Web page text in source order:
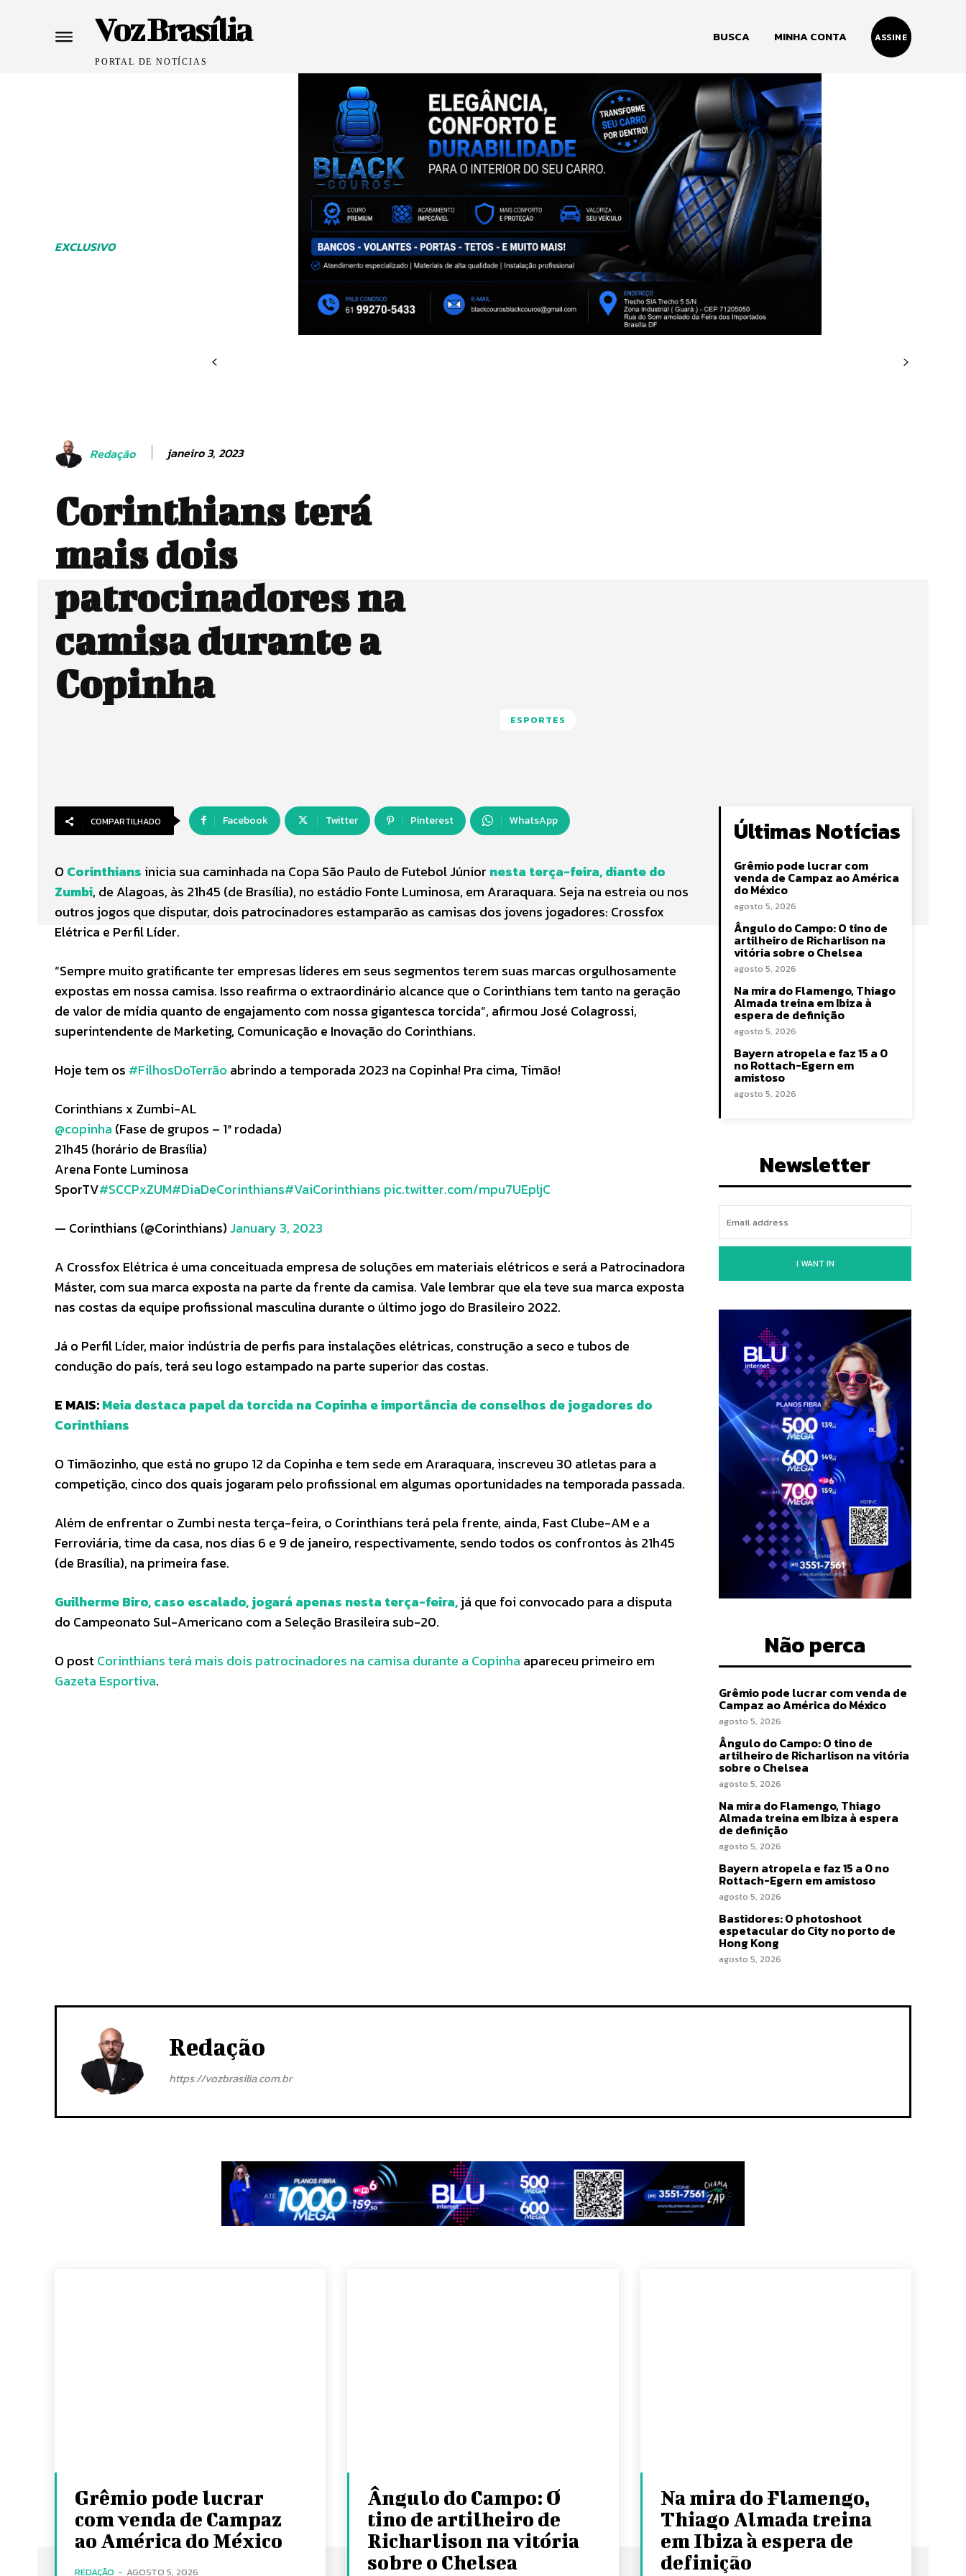
Voz Brasília
PORTAL DE NOTÍCIAS
BUSCA MINHA CONTA ASSINE
EXCLUSIVO
Redação janeiro 3, 2023
Corinthians terá
mais dois
patrocinadores na
camisa durante a
Copinha
ESPORTES
COMPARTILHADO Facebook Twitter Pinterest WhatsApp
O Corinthians inicia sua caminhada na Copa São Paulo de Futebol Júnior nesta terça-feira, diante do
Zumbi, de Alagoas, às 21h45 (de Brasília), no estádio Fonte Luminosa, em Araraquara. Seja na estreia ou nos
outros jogos que disputar, dois patrocinadores estamparão as camisas dos jovens jogadores: Crossfox
Elétrica e Perfil Líder.
“Sempre muito gratificante ter empresas líderes em seus segmentos terem suas marcas orgulhosamente
expostas em nossa camisa. Isso reafirma o extraordinário alcance que o Corinthians tem tanto na geração
de valor de mídia quanto de engajamento com nossa gigantesca torcida”, afirmou José Colagrossi,
superintendente de Marketing, Comunicação e Inovação do Corinthians.
Hoje tem os #FilhosDoTerrão abrindo a temporada 2023 na Copinha! Pra cima, Timão!
Corinthians x Zumbi-AL
@copinha (Fase de grupos – 1ª rodada)
21h45 (horário de Brasília)
Arena Fonte Luminosa
SporTV#SCCPxZUM#DiaDeCorinthians#VaiCorinthians pic.twitter.com/mpu7UEpljC
— Corinthians (@Corinthians)January 3, 2023
A Crossfox Elétrica é uma conceituada empresa de soluções em materiais elétricos e será a Patrocinadora
Máster, com sua marca exposta na parte da frente da camisa. Vale lembrar que ela teve sua marca exposta
nas costas da equipe profissional masculina durante o último jogo do Brasileiro 2022.
Já o Perfil Líder, maior indústria de perfis para instalações elétricas, construção a seco e tubos de
condução do país, terá seu logo estampado na parte superior das costas.
E MAIS:Meia destaca papel da torcida na Copinha e importância de conselhos de jogadores do
Corinthians
O Timãozinho, que está no grupo 12 da Copinha e tem sede em Araraquara, inscreveu 30 atletas para a
competição, cinco dos quais jogaram pelo profissional em algumas oportunidades na temporada passada.
Além de enfrentar o Zumbi nesta terça-feira, o Corinthians terá pela frente, ainda, Fast Clube-AM e a
Ferroviária, time da casa, nos dias 6 e 9 de janeiro, respectivamente, sendo todos os confrontos às 21h45
(de Brasília), na primeira fase.
Guilherme Biro, caso escalado, jogará apenas nesta terça-feira,já que foi convocado para a disputa
do Campeonato Sul-Americano com a Seleção Brasileira sub-20.
O postCorinthians terá mais dois patrocinadores na camisa durante a Copinha apareceu primeiro em
Gazeta Esportiva.
Últimas Notícias
Grêmio pode lucrar com
venda de Campaz ao América
do México
agosto 5, 2026
Ângulo do Campo: O tino de
artilheiro de Richarlison na
vitória sobre o Chelsea
agosto 5, 2026
Na mira do Flamengo, Thiago
Almada treina em Ibiza à
espera de definição
agosto 5, 2026
Bayern atropela e faz 15 a 0
no Rottach-Egern em
amistoso
agosto 5, 2026
Newsletter
I WANT IN
Não perca
Grêmio pode lucrar com venda de
Campaz ao América do México
agosto 5, 2026
Ângulo do Campo: O tino de
artilheiro de Richarlison na vitória
sobre o Chelsea
agosto 5, 2026
Na mira do Flamengo, Thiago
Almada treina em Ibiza à espera
de definição
agosto 5, 2026
Bayern atropela e faz 15 a 0 no
Rottach-Egern em amistoso
agosto 5, 2026
Bastidores: O photoshoot
espetacular do City no porto de
Hong Kong
agosto 5, 2026
Redação
https://vozbrasilia.com.br
Grêmio pode lucrar
com venda de Campaz
ao América do México
REDAÇÃO - AGOSTO 5, 2026
Ângulo do Campo: O
tino de artilheiro de
Richarlison na vitória
sobre o Chelsea
Na mira do Flamengo,
Thiago Almada treina
em Ibiza à espera de
definição